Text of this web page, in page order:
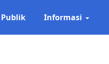
Informasi